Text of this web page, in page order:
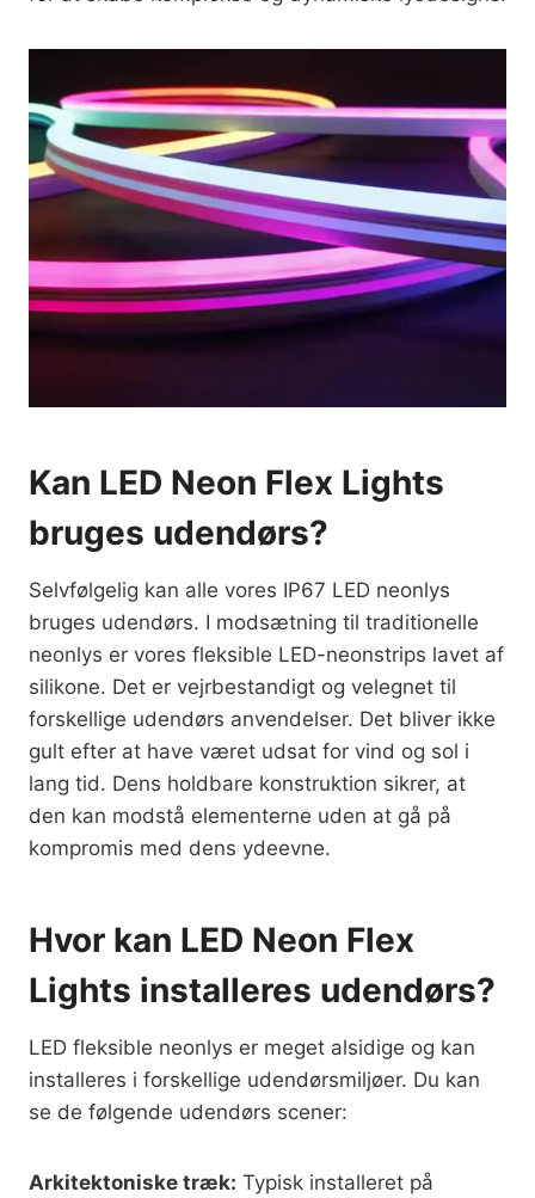
Kan LED Neon Flex Lights
bruges udendørs?
Selvfølgelig kan alle vores IP67 LED neonlys
bruges udendørs. I modsætning til traditionelle
neonlys er vores fleksible LED-neonstrips lavet af
silikone. Det er vejrbestandigt og velegnet til
forskellige udendørs anvendelser. Det bliver ikke
gult efter at have været udsat for vind og sol i
lang tid. Dens holdbare konstruktion sikrer, at
den kan modstå elementerne uden at gå på
kompromis med dens ydeevne.
Hvor kan LED Neon Flex
Lights installeres udendørs?
LED fleksible neonlys er meget alsidige og kan
installeres i forskellige udendørsmiljøer. Du kan
se de følgende udendørs scener:
Arkitektoniske træk: Typisk installeret på